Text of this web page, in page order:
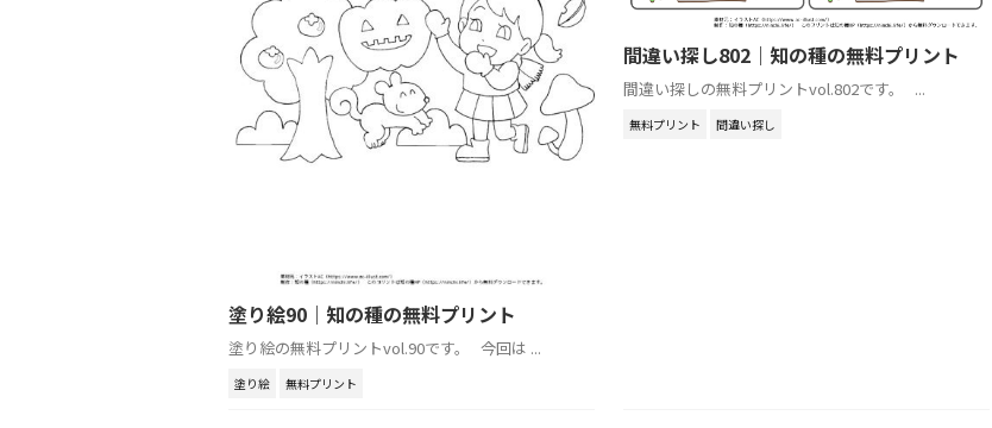
塗り絵90｜知の種の無料プリント
塗り絵の無料プリントvol.90です。 今回は ...
塗り絵 無料プリント
間違い探し802｜知の種の無料プリント
間違い探しの無料プリントvol.802です。 ...
無料プリント 間違い探し